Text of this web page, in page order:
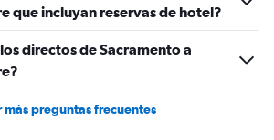
que incluyan reservas de hotel?
directos de Sacramento a
más preguntas frecuentes